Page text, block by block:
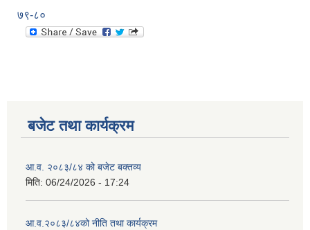
७९-८०
बजेट तथा कार्यक्रम
आ.व. २०८३/८४ को बजेट बक्तव्य
मिति: 06/24/2026 - 17:24
आ.व.२०८३/८४को नीति तथा कार्यक्रम